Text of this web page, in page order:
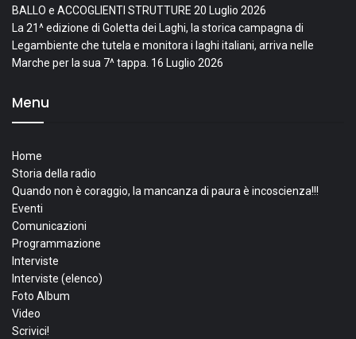
BALLO e ACCOGLIENTI STRUTTURE 20 Luglio 2026
La 21^ edizione di Goletta dei Laghi, la storica campagna di
Legambiente che tutela e monitora i laghi italiani, arriva nelle
Marche per la sua 7^ tappa. 16 Luglio 2026
Menu
Home
Storia della radio
Quando non è coraggio, la mancanza di paura è incoscienza!!!
Eventi
Comunicazioni
Programmazione
Interviste
Interviste (elenco)
Foto Album
Video
Scrivici!